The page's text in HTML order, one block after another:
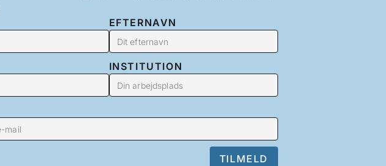
EFTERNAVN
INSTITUTION